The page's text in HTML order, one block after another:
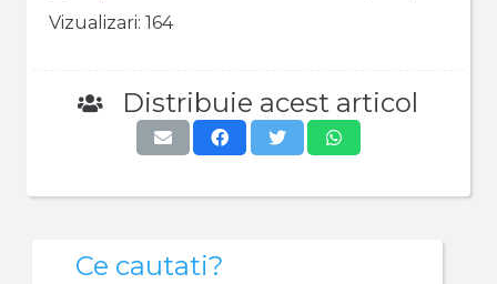
Vizualizari: 164
Distribuie acest articol
Ce cautati?